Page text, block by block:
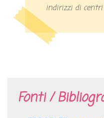
indirizzi di
Fonti /